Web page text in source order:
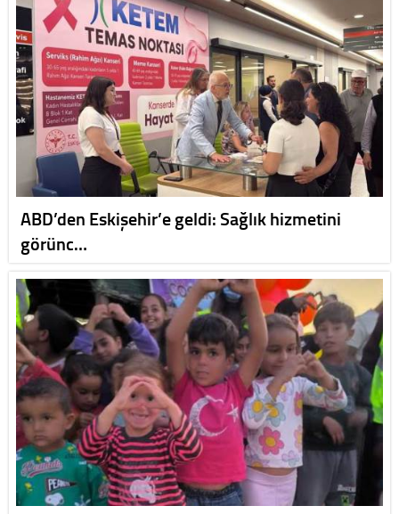
ABD’den Eskişehir’e geldi: Sağlık hizmetini
görünc…